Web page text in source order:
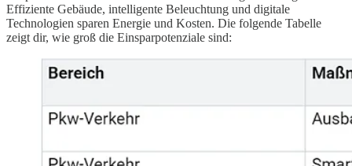
Effiziente Gebäude, intelligente Beleuchtung und digitale
Technologien sparen Energie und Kosten. Die folgende Tabelle
zeigt dir, wie groß die Einsparpotenziale sind: